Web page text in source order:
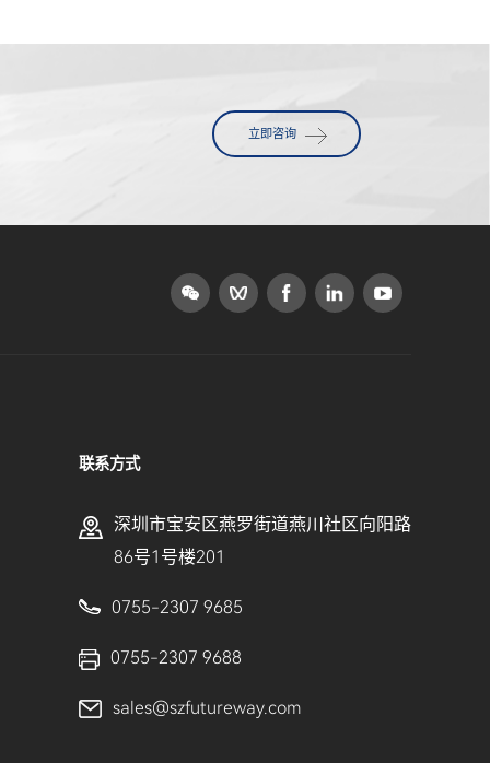
立即咨询
联系方式
深圳市宝安区燕罗街道燕川社区向阳路
86号1号楼201
0755-2307 9685
0755-2307 9688
sales@szfutureway.com